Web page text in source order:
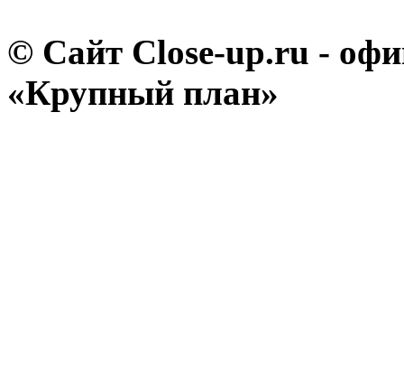
© Сайт Close-up.ru -
«Крупный план»